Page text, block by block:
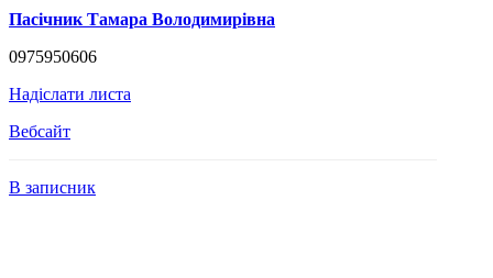
Пасічник Тамара Володимирівна
0975950606
Надіслати листа
Вебсайт
В записник